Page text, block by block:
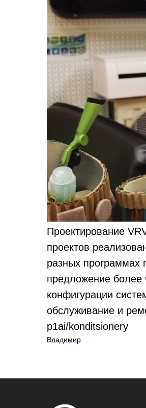
Проектирование
проектов
разных программах
предложение более
конфигурации
обслуживание и
p1ai/konditsionery
Владимир